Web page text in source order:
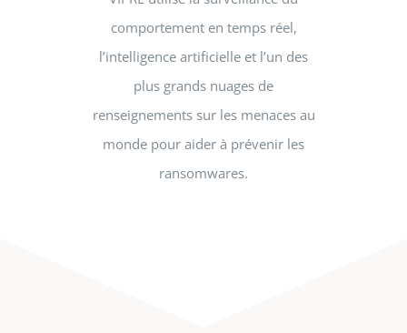
comportement en temps réel,
l’intelligence artificielle et l’un des
plus grands nuages ​​de
renseignements sur les menaces au
monde pour aider à prévenir les
ransomwares.